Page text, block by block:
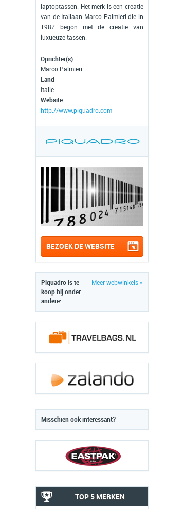
laptoptassen. Het merk is een creatie
van de Italiaan Marco Palmieri die in
1987 begon met de creatie van
luxueuze tassen.
Oprichter(s)
Marco Palmieri
Land
Italie
Website
http://www.piquadro.com
BEZOEK DE WEBSITE
Meer webwinkels »
Piquadro is te
koop bij onder
andere:
Misschien ook interessant?
TOP 5 MERKEN